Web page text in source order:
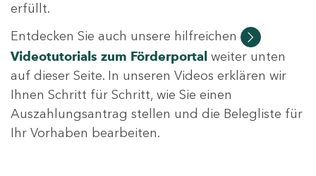
erfüllt.
Entdecken Sie auch unsere hilfreichen
Videotutorials zum Förderportal weiter unten
auf dieser Seite. In unseren Videos erklären wir
Ihnen Schritt für Schritt, wie Sie einen
Auszahlungsantrag stellen und die Belegliste für
Ihr Vorhaben bearbeiten.